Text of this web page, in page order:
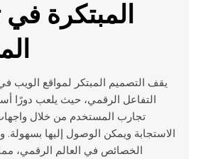
المبتكرة
يقف التصميم المبتكر لمواقع الويب
التفاعل الرقمي، حيث يلعب دورًا
تجارب المستخدم من خلال
الاستجابة ويمكن الوصول إليها بسهولة.
الخصائص في العالم الرقمي،